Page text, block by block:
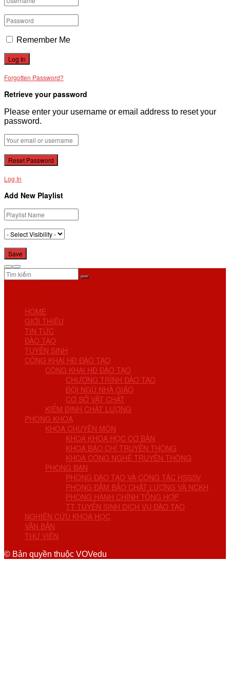
Remember Me
Forgotten Password?
Retrieve your password
Please enter your username or email address to reset your
password.
Log In
Add New Playlist
HOME
GIỚI THIỆU
TIN TỨC
ĐÀO TẠO
TUYỂN SINH
CÔNG KHAI HĐ ĐÀO TẠO
CÔNG KHAI HĐ ĐÀO TẠO
CHƯƠNG TRÌNH ĐÀO TẠO
ĐỘI NGŨ NHÀ GIÁO
CƠ SỞ VẬT CHẤT
KIỂM ĐỊNH CHẤT LƯỢNG
PHÒNG KHOA
KHOA CHUYÊN MÔN
KHOA KHOA HỌC CƠ BẢN
KHOA BÁO CHÍ TRUYỀN THÔNG
KHOA CÔNG NGHỆ TRUYỀN THÔNG
PHÒNG BAN
PHÒNG ĐÀO TẠO VÀ CÔNG TÁC HSSSV
PHÒNG ĐẢM BẢO CHẤT LƯỢNG VÀ NCKH
PHÒNG HÀNH CHÍNH TỔNG HỢP
TT TUYỂN SINH DỊCH VỤ ĐÀO TẠO
NGHIÊN CỨU KHOA HỌC
VĂN BẢN
THƯ VIỆN
© Bản quyền thuộc VOVedu